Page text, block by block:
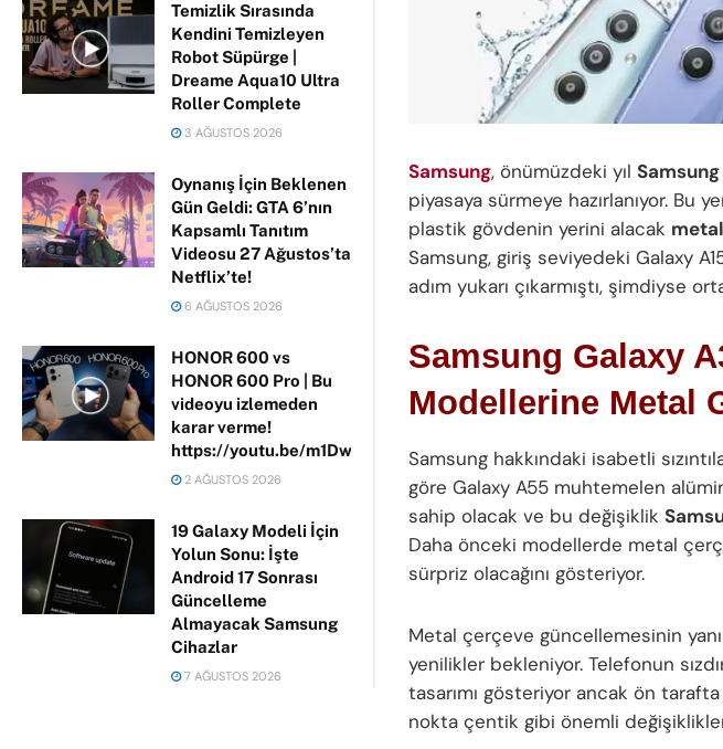
Temizlik Sırasında
Kendini Temizleyen
Robot Süpürge |
Dreame Aqua10 Ultra
Roller Complete
3 AĞUSTOS 2026
Oynanış İçin Beklenen
Gün Geldi: GTA 6’nın
Kapsamlı Tanıtım
Videosu 27 Ağustos’ta
Netflix’te!
6 AĞUSTOS 2026
HONOR 600 vs
HONOR 600 Pro | Bu
videoyu izlemeden
karar verme!
https://youtu.be/m1DwhP3lPCM
2 AĞUSTOS 2026
19 Galaxy Modeli İçin
Yolun Sonu: İşte
Android 17 Sonrası
Güncelleme
Almayacak Samsung
Cihazlar
7 AĞUSTOS 2026
Samsung, önümüzdeki yıl
piyasaya sürmeye hazırlanıyor. Bu
plastik gövdenin yerini alacak
Samsung, giriş seviyedeki Galaxy
adım yukarı çıkarmıştı, şimdiyse
Samsung Galaxy
Modellerine Metal
Samsung hakkındaki isabetli
göre Galaxy A55 muhtemelen
sahip olacak ve bu değişiklik
Daha önceki modellerde metal
sürpriz olacağını gösteriyor.
Metal çerçeve güncellemesinin yanı
yenilikler bekleniyor. Telefonun
tasarımı gösteriyor ancak ön
nokta çentik gibi önemli